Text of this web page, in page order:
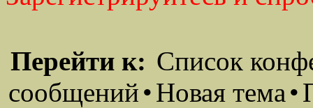
Перейти к: Список
сообщений•Новая тема•